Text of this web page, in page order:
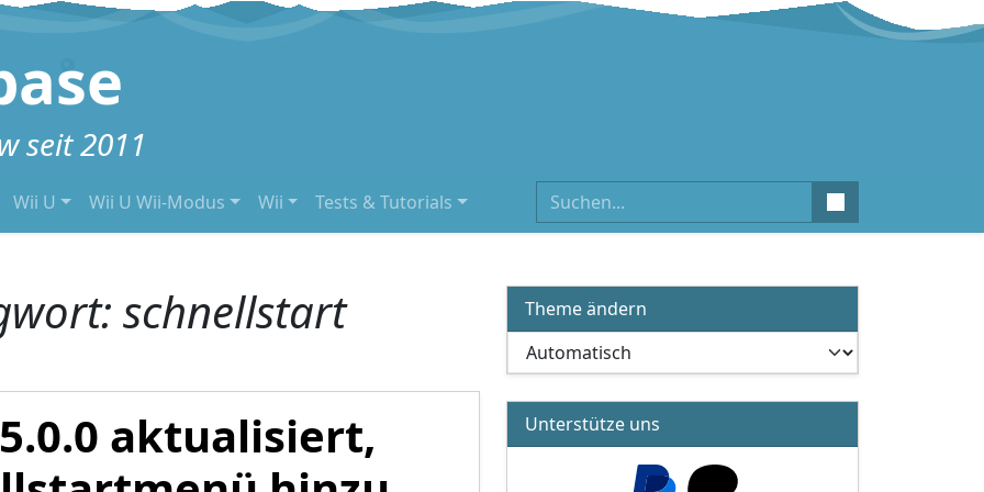
seit 2011
Wii U Wii U Wii-Modus Wii Tests & Tutorials Suchen
schnellstart
aktualisiert,
Theme ändern
Unterstütze uns